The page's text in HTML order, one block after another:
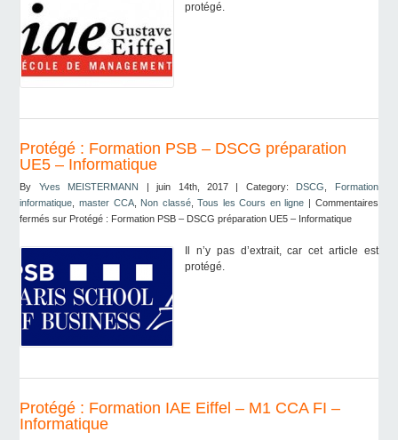
protégé.
Protégé : Formation PSB – DSCG préparation
UE5 – Informatique
By Yves MEISTERMANN | juin 14th, 2017 | Category: DSCG
Formation
informatique
master CCA, Non classé,Tous les Cours en ligne | Commentaires
fermés sur Protégé : Formation PSB – DSCG préparation UE5 – Informatique
Il n’y pas d’extrait, car cet article est
protégé.
Protégé : Formation IAE Eiffel – M1 CCA FI –
Informatique